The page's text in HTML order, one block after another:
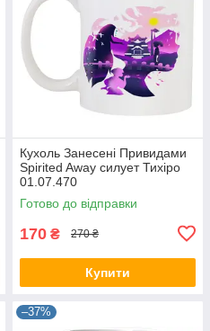
Кухоль Занесені Привидами
Spirited Away силует Тихіро
01.07.470
Готово до відправки
170 ₴ 270 ₴
Купити
–37%